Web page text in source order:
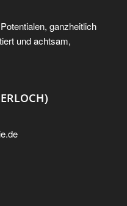
ganzheitlich
und achtsam,